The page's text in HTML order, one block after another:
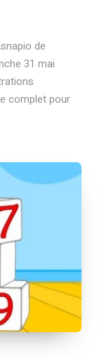
de
31 mai
complet pour